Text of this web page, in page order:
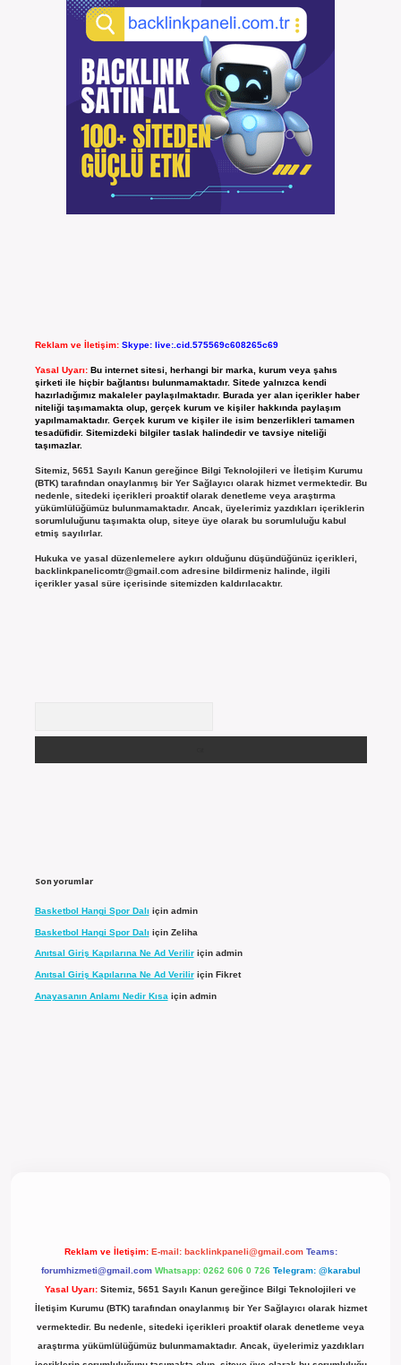
Reklam ve İletişim: Skype: live:.cid.575569c608265c69
Yasal Uyarı: Bu internet sitesi, herhangi bir marka, kurum veya şahıs
şirketi ile hiçbir bağlantısı bulunmamaktadır. Sitede yalnızca kendi
hazırladığımız makaleler paylaşılmaktadır. Burada yer alan içerikler haber
niteliği taşımamakta olup, gerçek kurum ve kişiler hakkında paylaşım
yapılmamaktadır. Gerçek kurum ve kişiler ile isim benzerlikleri tamamen
tesadüfidir. Sitemizdeki bilgiler taslak halindedir ve tavsiye niteliği
taşımazlar.
Sitemiz, 5651 Sayılı Kanun gereğince Bilgi Teknolojileri ve İletişim Kurumu
(BTK) tarafından onaylanmış bir Yer Sağlayıcı olarak hizmet vermektedir. Bu
nedenle, sitedeki içerikleri proaktif olarak denetleme veya araştırma
yükümlülüğümüz bulunmamaktadır. Ancak, üyelerimiz yazdıkları içeriklerin
sorumluluğunu taşımakta olup, siteye üye olarak bu sorumluluğu kabul
etmiş sayılırlar.
Hukuka ve yasal düzenlemelere aykırı olduğunu düşündüğünüz içerikleri,
backlinkpanelicomtr@gmail.comadresine bildirmeniz halinde, ilgili
içerikler yasal süre içerisinde sitemizden kaldırılacaktır.
Son yorumlar
Basketbol Hangi Spor Dalı için admin
Basketbol Hangi Spor Dalı için Zeliha
Anıtsal Giriş Kapılarına Ne Ad Veriliriçin admin
Anıtsal Giriş Kapılarına Ne Ad Veriliriçin Fikret
Anayasanın Anlamı Nedir Kısa için admin
Reklam ve İletişim: E-mail: backlinkpaneli@gmail.com Teams:
forumhizmeti@gmail.com Whatsapp: 0262 606 0 726 Telegram: @karabul
Yasal Uyarı: Sitemiz, 5651 Sayılı Kanun gereğince Bilgi Teknolojileri ve
İletişim Kurumu (BTK) tarafından onaylanmış bir Yer Sağlayıcı olarak hizmet
vermektedir. Bu nedenle, sitedeki içerikleri proaktif olarak denetleme veya
araştırma yükümlülüğümüz bulunmamaktadır. Ancak, üyelerimiz yazdıkları